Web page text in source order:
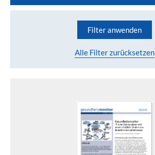
Filter anwenden
Alle Filter zurücksetzen